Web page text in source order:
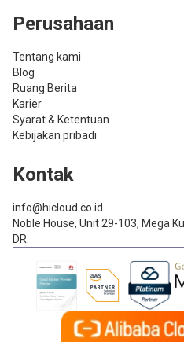
Perusahaan
Tentang kami
Blog
Ruang Berita
Karier
Syarat & Ketentuan
Kebijakan pribadi
Kontak
info@hicloud.co.id
Noble House, Unit 29-103, Mega
DR.